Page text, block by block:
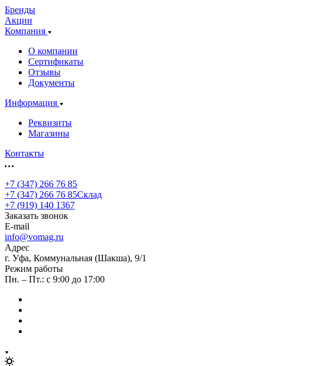
Бренды
Акции
Компания
О компании
Сертификаты
Отзывы
Документы
Информация
Реквизиты
Магазины
Контакты
+7 (347) 266 76 85
+7 (347) 266 76 85Склад
+7 (919) 140 1367
Заказать звонок
E-mail
info@vomag.ru
Адрес
г. Уфа, Коммунальная (Шакша), 9/1
Режим работы
Пн. – Пт.: с 9:00 до 17:00